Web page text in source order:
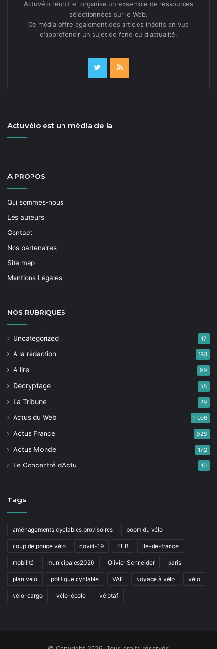
Actuvélo réunit et organise un ensemble de ressources
sélectionnées sur le Web.
Ce média offre également des articles inédits en vue
d'approfondir un sujet de fond ou d'actualité.
Actuvélo est un média de la
A PROPOS
Qui sommes-nous
Les auteurs
Contact
Nos partenaires
Site map
Mentions Légales
NOS RUBRIQUES
Uncategorized 17
A la rédaction 193
A lire 99
Décryptage 58
La Tribune 29
Actus du Web 1 096
Actus France 926
Actus Monde 172
Le Concentré d’Actu 10
Tags
aménagements cyclables provisoires boom du vélo
coup de pouce vélo covid-19 FUB ile-de-france
mobilité municipales2020 Olivier Schneider paris
plan vélo politique cyclable VAE voyage à vélo vélo
vélo-cargo vélo-école vélotaf